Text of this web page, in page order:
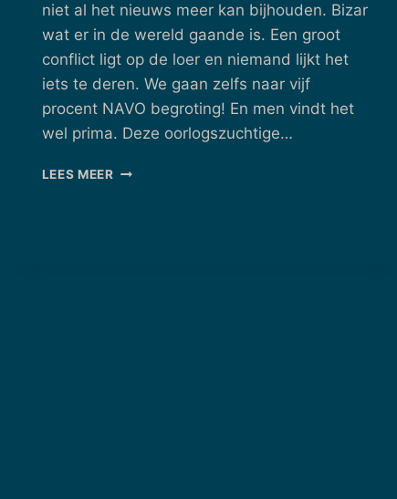
niet al het nieuws meer kan bijhouden. Bizar
wat er in de wereld gaande is. Een groot
conflict ligt op de loer en niemand lijkt het
iets te deren. We gaan zelfs naar vijf
procent NAVO begroting! En men vindt het
wel prima. Deze oorlogszuchtige…
LEES MEERBERICHTEN